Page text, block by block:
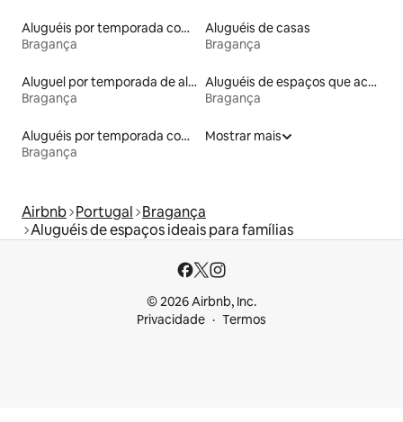
Aluguéis por temporada com banheira de hidromassagem
Bragança
Aluguéis de casas
Bragança
Aluguel por temporada de alojamentos ecológicos
Bragança
Aluguéis de espaços que aceitam animais de estimação
Bragança
Aluguéis por temporada com café da manhã
Bragança
Mostrar mais
Airbnb Portugal Bragança
Aluguéis de espaços ideais para famílias
© 2026 Airbnb, Inc.
Privacidade
Termos